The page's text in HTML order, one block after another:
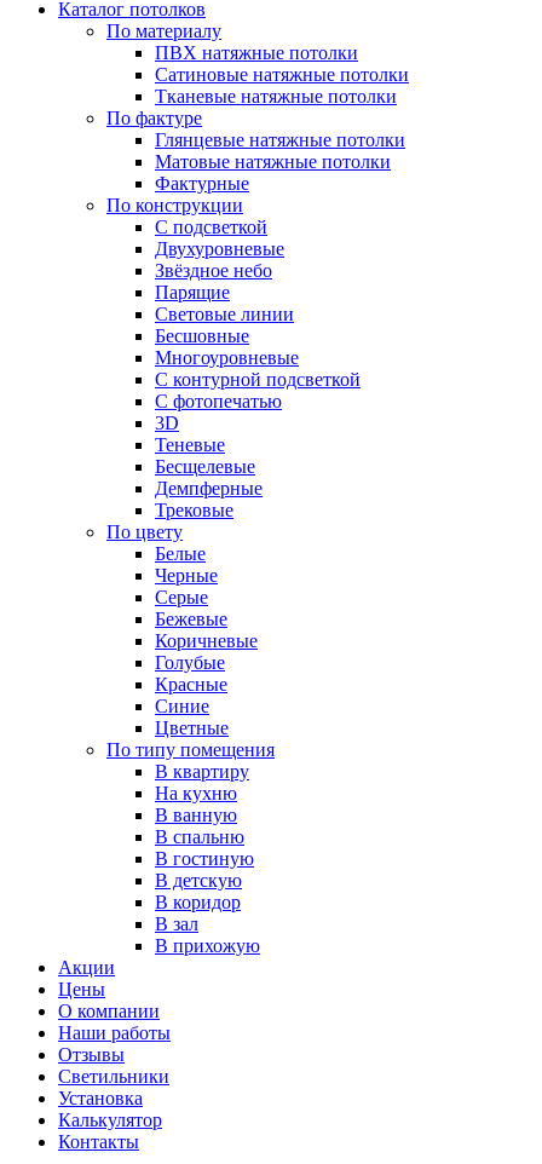
Каталог потолков
По материалу
ПВХ натяжные потолки
Сатиновые натяжные потолки
Тканевые натяжные потолки
По фактуре
Глянцевые натяжные потолки
Матовые натяжные потолки
Фактурные
По конструкции
С подсветкой
Двухуровневые
Звёздное небо
Парящие
Световые линии
Бесшовные
Многоуровневые
С контурной подсветкой
С фотопечатью
3D
Теневые
Бесщелевые
Демпферные
Трековые
По цвету
Белые
Черные
Серые
Бежевые
Коричневые
Голубые
Красные
Синие
Цветные
По типу помещения
В квартиру
На кухню
В ванную
В спальню
В гостиную
В детскую
В коридор
В зал
В прихожую
Акции
Цены
О компании
Наши работы
Отзывы
Светильники
Установка
Калькулятор
Контакты